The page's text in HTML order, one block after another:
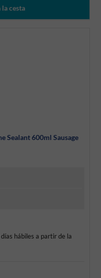
Sealant 600ml Sausage
hábiles a partir de la